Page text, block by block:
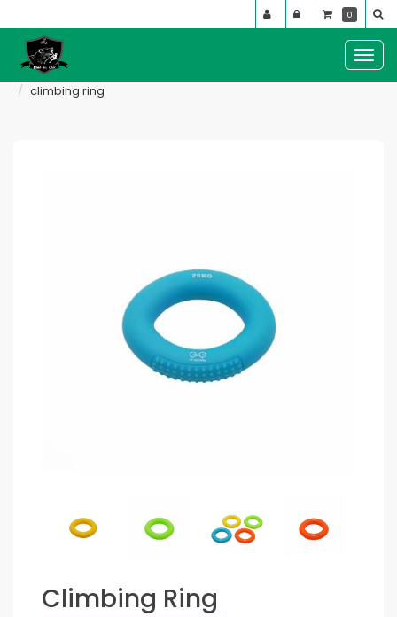
le
accessoires
échauffement, entrainement et protections
climbing ring
Climbing Ring
0